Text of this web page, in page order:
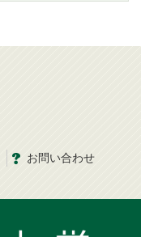
お問い合わせ